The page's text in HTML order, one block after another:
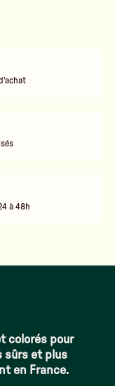
à 48h
colorés pour
sûrs et plus
en France.